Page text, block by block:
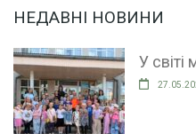
НЕДАВНІ НОВИНИ
У світі